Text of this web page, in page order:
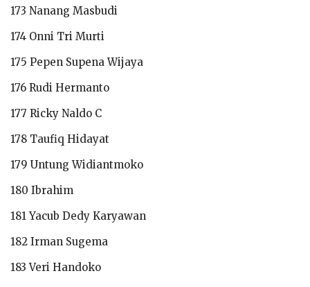
173 Nanang Masbudi
174 Onni Tri Murti
175 Pepen Supena Wijaya
176 Rudi Hermanto
177 Ricky Naldo C
178 Taufiq Hidayat
179 Untung Widiantmoko
180 Ibrahim
181 Yacub Dedy Karyawan
182 Irman Sugema
183 Veri Handoko